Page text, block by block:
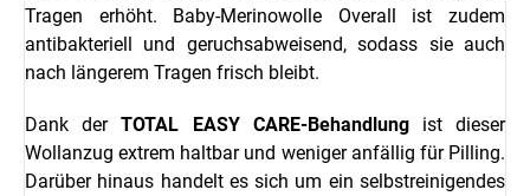
Tragen erhöht. Baby-Merinowolle Overall ist zudem
antibakteriell und geruchsabweisend, sodass sie auch
nach längerem Tragen frisch bleibt.
Dank derTOTAL EASY CARE-Behandlungist dieser
Wollanzug extrem haltbar und weniger anfällig für Pilling.
Darüber hinaus handelt es sich um ein selbstreinigendes